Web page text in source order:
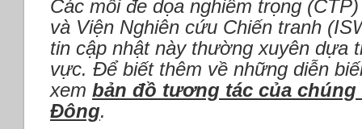
Các mối đe dọa nghiêm trọng
và Viện Nghiên cứu Chiến tranh
tin cập nhật này thường xuyên dựa
vực. Để biết thêm về những diễn
xem bản đồ tương tác của chúng
Đông.